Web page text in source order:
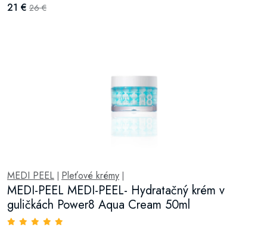
21 € 26 €
MEDI PEEL Pleťové krémy
MEDI-PEEL MEDI-PEEL- Hydratačný krém v
guličkách Power8 Aqua Cream 50ml